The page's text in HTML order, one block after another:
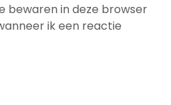
bewaren in deze browser
ik een reactie